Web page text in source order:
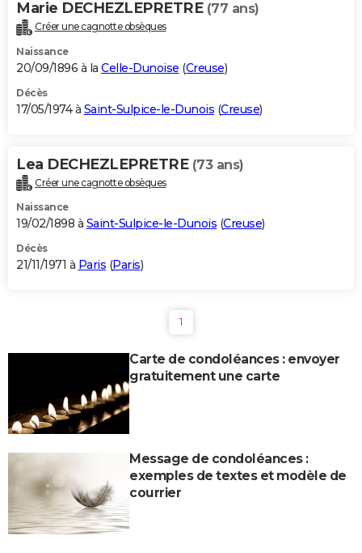
Marie DECHEZLEPRETRE (77 ans)
Créer une cagnotte obsèques
Naissance
20/09/1896 à la Celle-Dunoise (Creuse)
Décès
17/05/1974 à Saint-Sulpice-le-Dunois (Creuse)
Lea DECHEZLEPRETRE (73 ans)
Créer une cagnotte obsèques
Naissance
19/02/1898 à Saint-Sulpice-le-Dunois (Creuse)
Décès
21/11/1971 à Paris (Paris)
1
Carte de condoléances : envoyer
gratuitement une carte
Message de condoléances :
exemples de textes et modèle de
courrier